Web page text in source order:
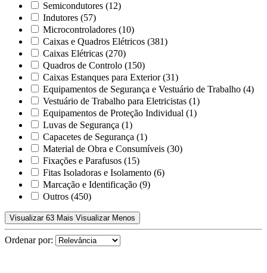
Semicondutores (12)
Indutores (57)
Microcontroladores (10)
Caixas e Quadros Elétricos (381)
Caixas Elétricas (270)
Quadros de Controlo (150)
Caixas Estanques para Exterior (31)
Equipamentos de Segurança e Vestuário de Trabalho (4)
Vestuário de Trabalho para Eletricistas (1)
Equipamentos de Proteção Individual (1)
Luvas de Segurança (1)
Capacetes de Segurança (1)
Material de Obra e Consumíveis (30)
Fixações e Parafusos (15)
Fitas Isoladoras e Isolamento (6)
Marcação e Identificação (9)
Outros (450)
Visualizar 63 Mais Visualizar Menos
Ordenar por: